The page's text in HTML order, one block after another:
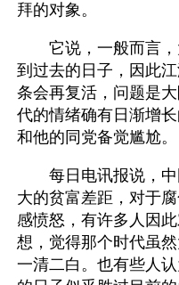
拜的对象。
它说，一般而言，
到过去的日子，因此
条会再复活，问题是
代的情绪确有日渐增
和他的同党备觉尴尬。
每日电讯报说，中
大的贫富差距，对于
感愤怒，有许多人因
想，觉得那个时代虽
一清二白。也有些人